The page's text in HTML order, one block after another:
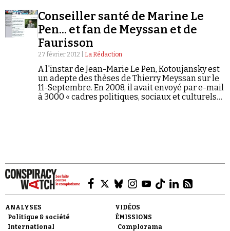
Faire un don
Conseiller santé de Marine Le
Pen... et fan de Meyssan et de
Faurisson
27 février 2012 | La Rédaction
A l'instar de Jean-Marie Le Pen, Kotoujansky est
un adepte des thèses de Thierry Meyssan sur le
11-Septembre. En 2008, il avait envoyé par e-mail
à 3000 « cadres politiques, sociaux et culturels
ANALYSES
Politique & société
International
VIDÉOS
ÉMISSIONS
Complorama